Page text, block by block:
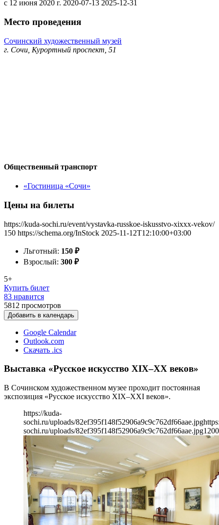
с 12 июня 2020 г. 2020-07-13 2025-12-31
Место проведения
Сочинский художественный музей
г. Сочи, Курортный проспект, 51
Общественный транспорт
«Гостиница «Сочи»
Цены на билеты
https://kuda-sochi.ru/event/vystavka-russkoe-iskusstvo-xixxx-vekov/
150 https://schema.org/InStock 2025-11-12T12:10:00+03:00
Льготный: 150 ₽
Взрослый: 300 ₽
5+
Купить билет
83 нравится
5812 просмотров
Добавить в календарь
Google Calendar
Outlook.com
Скачать .ics
Выставка «Русское искусство XIX–XX веков»
В Сочинском художественном музее проходит постоянная
экспозиция «Русское искусство XIX–XXI веков».
https://kuda-
sochi.ru/uploads/82ef395f148f52906a9c9c762df66aae.jpg
sochi.ru/uploads/82ef395f148f52906a9c9c762df66aae.jpg1200